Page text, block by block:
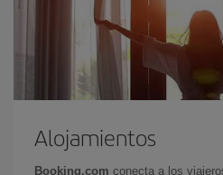
Alojamientos
Booking.com conecta a los